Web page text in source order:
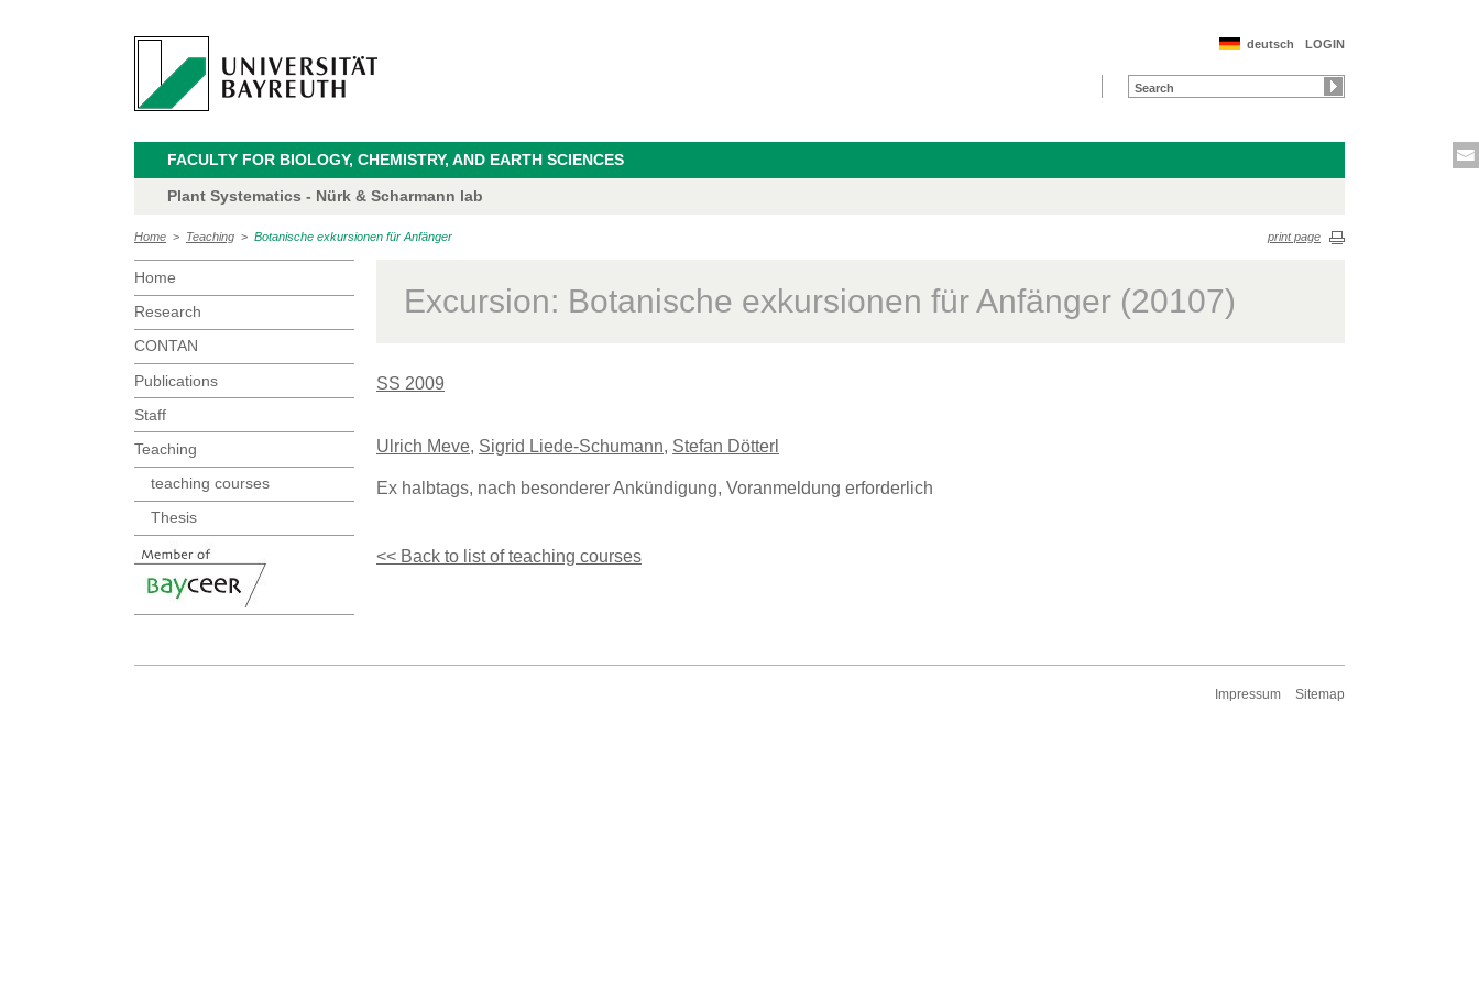
LOGIN
deutsch
FACULTY FOR BIOLOGY, CHEMISTRY, AND EARTH SCIENCES
Plant Systematics - Nürk & Scharmann lab
Home > Teaching > Botanische exkursionen für Anfänger print page
Home
Research
CONTAN
Publications
Staff
Teaching
teaching courses
Thesis
Excursion: Botanische exkursionen für Anfänger (20107)
SS 2009
Ulrich Meve, Sigrid Liede-Schumann, Stefan Dötterl
Ex halbtags, nach besonderer Ankündigung, Voranmeldung erforderlich
<< Back to list of teaching courses
Impressum Sitemap